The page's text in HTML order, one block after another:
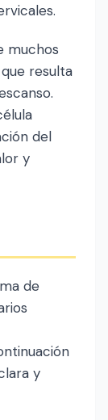
muchos
resulta
del
y
de
y